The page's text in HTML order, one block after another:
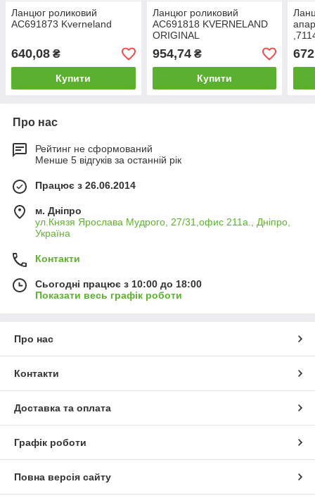
Ланцюг роликовий
AC691873 Kverneland
640,08 ₴
Купити
Ланцюг роликовий
AC691818 KVERNELAND
ORIGINAL
954,74₴
Купити
672
Про нас
Рейтинг не сформований
Менше 5 відгуків за останній рік
Працює з 26.06.2014
м. Дніпро
ул.Князя Ярослава Мудрого, 27/31,офис 211а., Дніпро,
Україна
Контакти
Сьогодні працює з 10:00 до 18:00
Показати весь графік роботи
Про нас
Контакти
Доставка та оплата
Графік роботи
Повна версія сайту